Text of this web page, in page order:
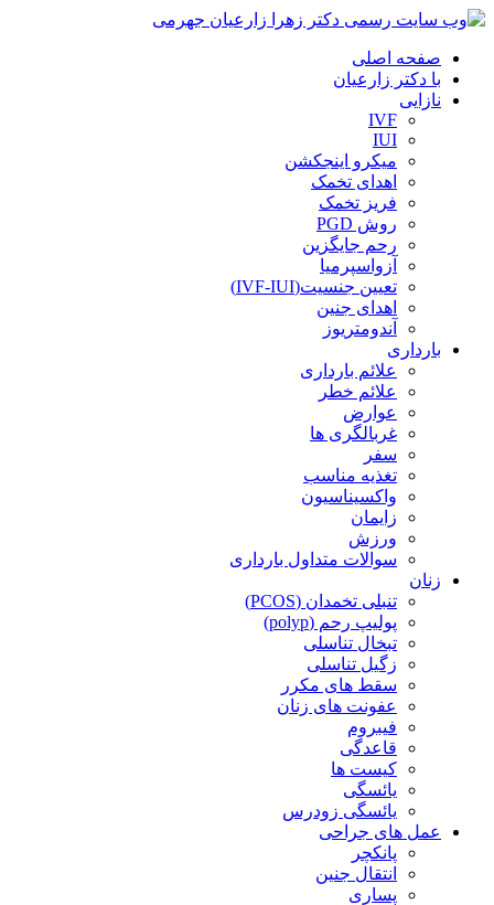
صفحه اصلی
با دکتر زارعیان
نازایی
IVF
IUI
میکرو اینجکشن
اهدای تخمک
فریز تخمک
روش PGD
رحم جایگزین
آزواسپرمیا
تعیین جنسیت(IVF-IUI)
اهدای جنین
آندومتریوز
بارداری
علائم بارداری
علائم خطر
عوارض
غربالگری ها
سفر
تغذیه مناسب
واکسیناسیون
زایمان
ورزش
سوالات متداول بارداری
زنان
تنبلی تخمدان (PCOS)
پولیپ رحم (polyp)
تبخال تناسلی
زگیل تناسلی
سقط های مکرر
عفونت های زنان
فیبروم
قاعدگی
کیست ها
یائسگی
یائسگی زودرس
عمل های جراحی
پانکچر
انتقال جنین
پساری